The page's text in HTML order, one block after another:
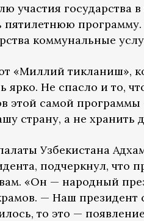
участия государства
пятилетнюю
коммунальные
«Миллий тикланиш»,
ярко. Не спасло и то,
этой самой программы
страну, а не хранить
Узбекистана
подчеркнул, что
«Он — народный
— Наш президент
то это —